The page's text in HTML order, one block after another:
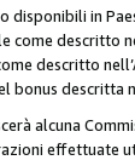
disponibili in
come descritto
descritto
bonus descritta
alcuna
effettuate